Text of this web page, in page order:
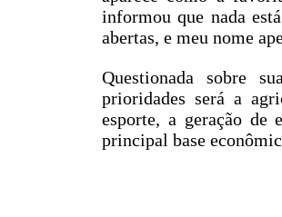
informou que nada
abertas, e meu nome
Questionada sobre
prioridades será a
esporte, a geração de
principal base